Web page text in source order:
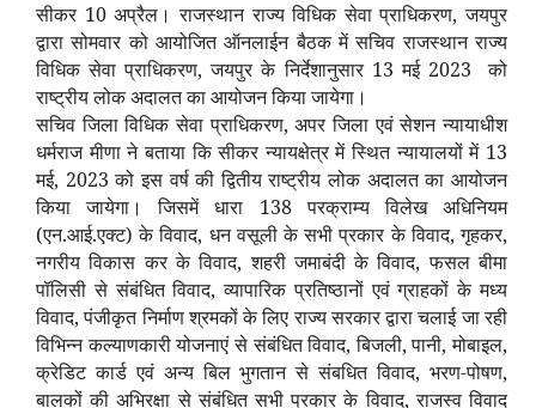
सीकर 10 अप्रैल। राजस्थान राज्य विधिक सेवा प्राधिकरण, जयपुर
द्वारा सोमवार को आयोजित ऑनलाईन बैठक में सचिव राजस्थान राज्य
विधिक सेवा प्राधिकरण, जयपुर के निर्देशानुसार 13 मई 2023 को
राष्ट्रीय लोक अदालत का आयोजन किया जायेगा।
सचिव जिला विधिक सेवा प्राधिकरण, अपर जिला एवं सेशन न्यायाधीश
धर्मराज मीणा ने बताया कि सीकर न्यायक्षेत्र में स्थित न्यायालयों में 13
मई, 2023 को इस वर्ष की द्वितीय राष्ट्रीय लोक अदालत का आयोजन
किया जायेगा। जिसमें धारा 138 परक्राम्य विलेख अधिनियम
(एन.आई.एक्ट) के विवाद, धन वसूली के सभी प्रकार के विवाद, गृहकर,
नगरीय विकास कर के विवाद, शहरी जमाबंदी के विवाद, फसल बीमा
पॉलिसी से संबंधित विवाद, व्यापारिक प्रतिष्ठानों एवं ग्राहकों के मध्य
विवाद, पंजीकृत निर्माण श्रमकों के लिए राज्य सरकार द्वारा चलाई जा रही
विभिन्न कल्याणकारी योजनाएं से संबंधित विवाद, बिजली, पानी, मोबाइल,
क्रेडिट कार्ड एवं अन्य बिल भुगतान से संबधित विवाद, भरण-पोषण,
बालकों की अभिरक्षा से संबंधित सभी प्रकार के विवाद, राजस्व विवाद